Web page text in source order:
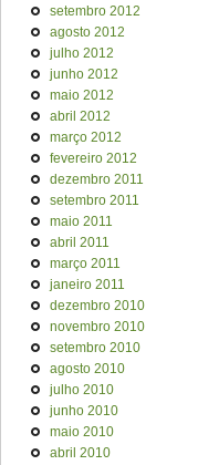
setembro 2012
agosto 2012
julho 2012
junho 2012
maio 2012
abril 2012
março 2012
fevereiro 2012
dezembro 2011
setembro 2011
maio 2011
abril 2011
março 2011
janeiro 2011
dezembro 2010
novembro 2010
setembro 2010
agosto 2010
julho 2010
junho 2010
maio 2010
abril 2010